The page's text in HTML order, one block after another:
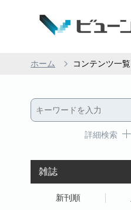
ホーム コンテンツ一覧
詳細検索
雑誌
新刊順